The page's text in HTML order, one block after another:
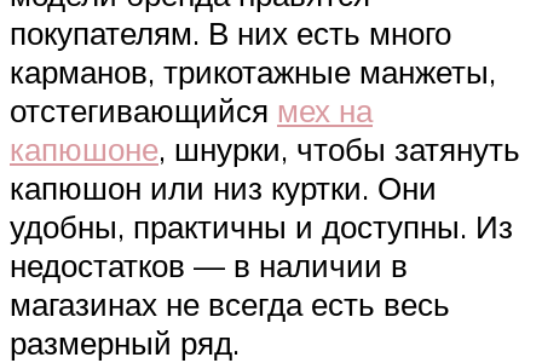
покупателям. В них есть много
карманов, трикотажные манжеты,
отстегивающийся мех на
капюшоне, шнурки, чтобы затянуть
капюшон или низ куртки. Они
удобны, практичны и доступны. Из
недостатков — в наличии в
магазинах не всегда есть весь
размерный ряд.